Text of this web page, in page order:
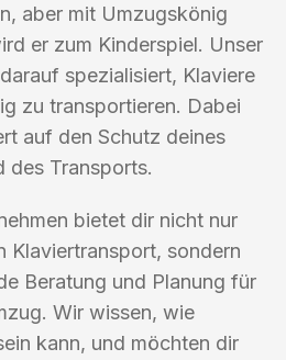
aber mit Umzugskönig
er zum Kinderspiel. Unser
spezialisiert, Klaviere
zu transportieren. Dabei
auf den Schutz deines
des Transports.
bietet dir nicht nur
Klaviertransport, sondern
Beratung und Planung für
Wir wissen, wie
kann, und möchten dir